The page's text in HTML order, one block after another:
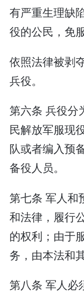
有严重生理缺
役的公民，免
依照法律被剥
兵役。
第六条 兵役分
民解放军服现
队或者编入预
备役人员。
第七条 军人和
和法律，履行
的权利；由于
务，由本法和
第八条 军人必